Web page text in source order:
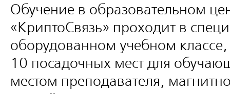
Обучение в образовательном
«КриптоСвязь» проходит в
оборудованном учебном
10 посадочных мест для
местом преподавателя,